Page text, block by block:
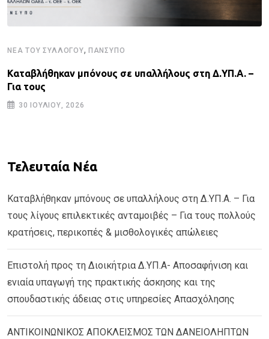
ΝΈΑ ΤΟΥ ΣΥΛΛΌΓΟΥ, ΠΑΝΣΥΠΟ
Καταβλήθηκαν μπόνους σε υπαλλήλους στη Δ.ΥΠ.Α. –
Για τους
30 ΙΟΥΛΊΟΥ, 2026
Τελευταία Νέα
Καταβλήθηκαν μπόνους σε υπαλλήλους στη Δ.ΥΠ.Α. – Για
τους λίγους επιλεκτικές ανταμοιβές – Για τους πολλούς
κρατήσεις, περικοπές & μισθολογικές απώλειες
Επιστολή προς τη Διοικήτρια Δ.ΥΠ.Α- Αποσαφήνιση και
ενιαία υπαγωγή της πρακτικής άσκησης και της
σπουδαστικής άδειας στις υπηρεσίες Απασχόλησης
ΑΝΤΙΚΟΙΝΩΝΙΚΟΣ ΑΠΟΚΛΕΙΣΜΟΣ ΤΩΝ ΔΑΝΕΙΟΛΗΠΤΩΝ